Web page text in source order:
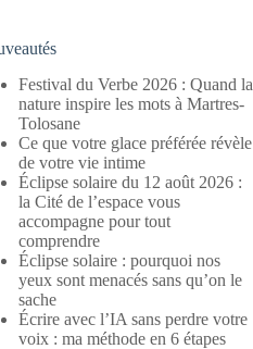
Festival du Verbe 2026 : Quand la
nature inspire les mots à Martres-
Tolosane
Ce que votre glace préférée révèle
de votre vie intime
Éclipse solaire du 12 août 2026 :
la Cité de l’espace vous
accompagne pour tout
comprendre
Éclipse solaire : pourquoi nos
yeux sont menacés sans qu’on le
sache
Écrire avec l’IA sans perdre votre
voix : ma méthode en 6 étapes